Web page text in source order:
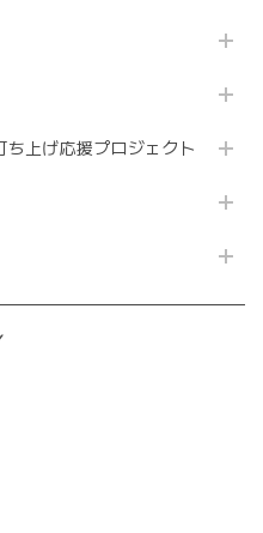
ち上げ応援プロジェクト